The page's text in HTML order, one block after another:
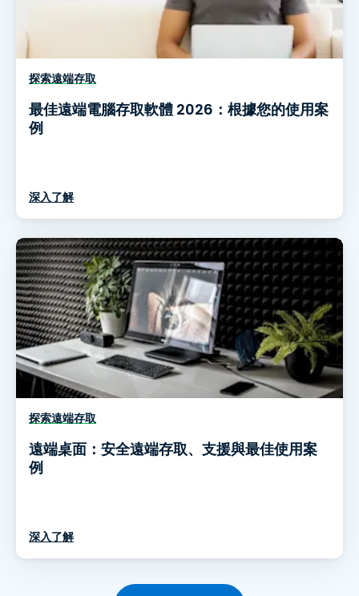
探索遠端存取
最佳遠端電腦存取軟體 2026：根據您的使用案
例
深入了解
探索遠端存取
遠端桌面：安全遠端存取、支援與最佳使用案
例
深入了解